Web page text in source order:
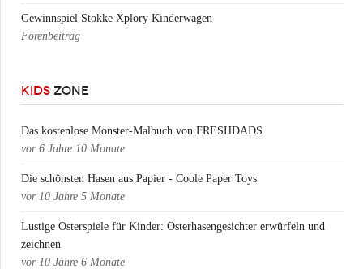
Gewinnspiel Stokke Xplory Kinderwagen
Forenbeitrag
KIDS ZONE
Das kostenlose Monster-Malbuch von FRESHDADS
vor 6 Jahre 10 Monate
Die schönsten Hasen aus Papier - Coole Paper Toys
vor 10 Jahre 5 Monate
Lustige Osterspiele für Kinder: Osterhasengesichter erwürfeln und
zeichnen
vor 10 Jahre 6 Monate